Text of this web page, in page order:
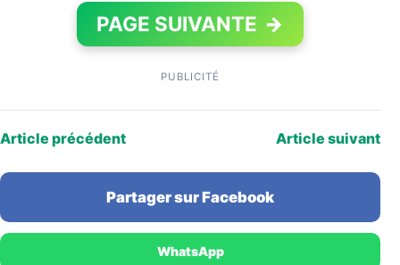
PAGE SUIVANTE →
PUBLICITÉ
Article précédent Article suivant
Partager sur Facebook
WhatsApp